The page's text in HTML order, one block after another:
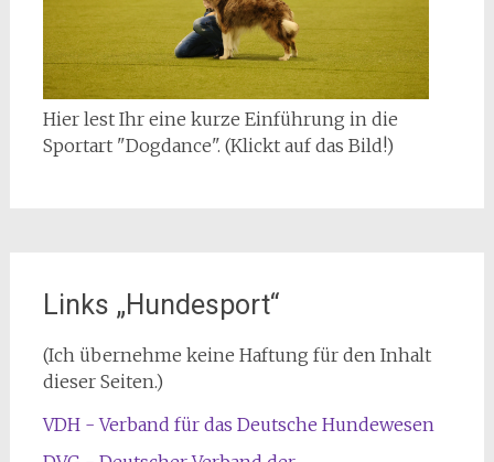
Hier lest Ihr eine kurze Einführung in die
Sportart "Dogdance". (Klickt auf das Bild!)
Links „Hundesport“
(Ich übernehme keine Haftung für den Inhalt
dieser Seiten.)
VDH - Verband für das Deutsche Hundewesen